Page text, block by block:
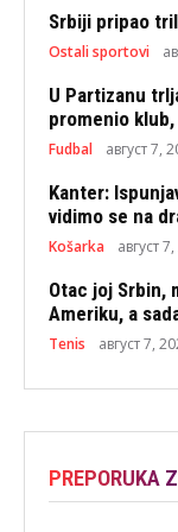
Srbiji pripao
Ostali sportovi
U Partizanu
promenio
Fudbal август 7,
Kanter:
vidimo se na
Košarka август
Otac joj Srbin,
Ameriku, a
Tenis август 7,
PREPORUKA